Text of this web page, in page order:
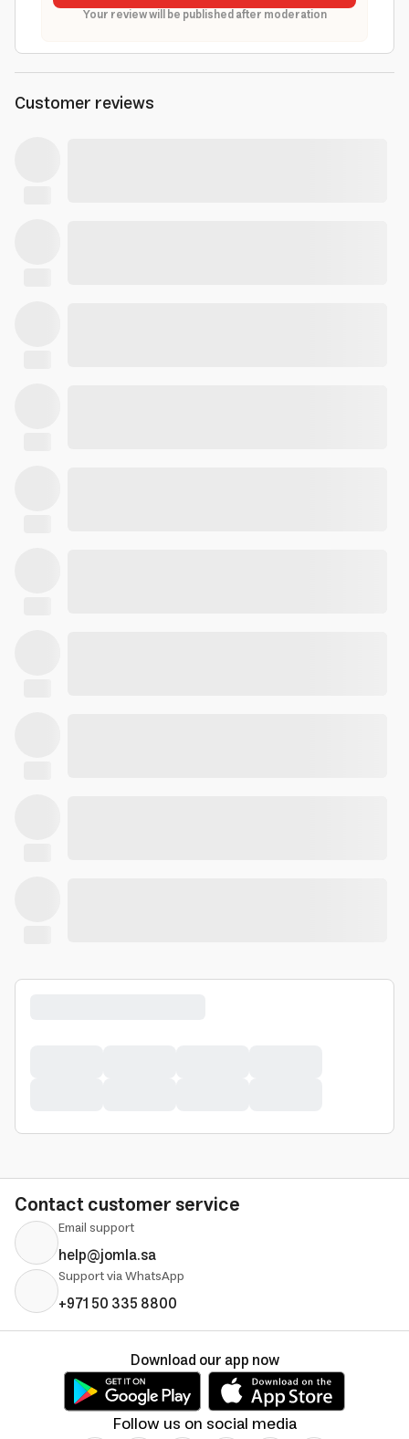
Your review will be published after moderation
Customer reviews
Contact customer service
Email support
help@jomla.sa
Support via WhatsApp
+971 50 335 8800
Follow us on social media
Download our app now